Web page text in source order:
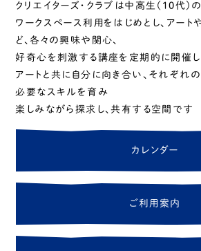
クリエイターズ・クラブは中高生（10代）
ワークスペース利用をはじめとし、アート
ど、各々の興味や関心、
好奇心を刺激する講座を定期的に開催し
アートと共に自分に向き合い、それぞれ
必要なスキルを育み
楽しみながら探求し、共有する空間です
カ レ ンダー
ご 利 用 案 内